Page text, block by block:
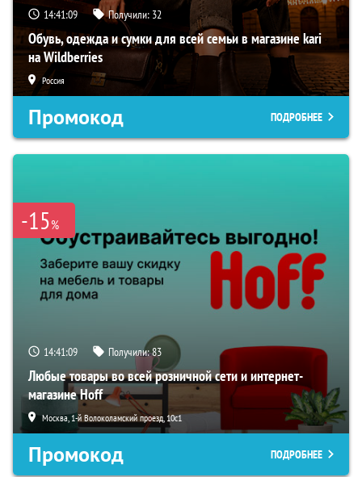
14:41:08 Получили: 32
Обувь, одежда и сумки для всей семьи в магазине kari
на Wildberries
Россия
Промокод ПОДРОБНЕЕ
-15%
14:41:08 Получили:83
Любые товары во всей розничной сети и интернет-
магазине Hoff
Москва, 1-й Волоколамский проезд, 10с1
Промокод ПОДРОБНЕЕ